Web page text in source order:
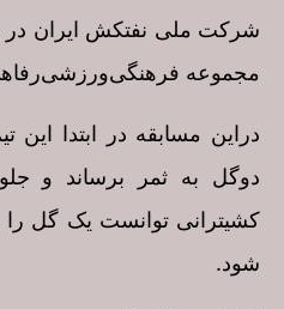
شرکت ملی نفتکش ایران در
مجموعه
در‌این مسابقه در ابتدا
دو‌گل‌ به ثمر برساند و جلو‌
کشیترانی توانست یک گل را
شود.